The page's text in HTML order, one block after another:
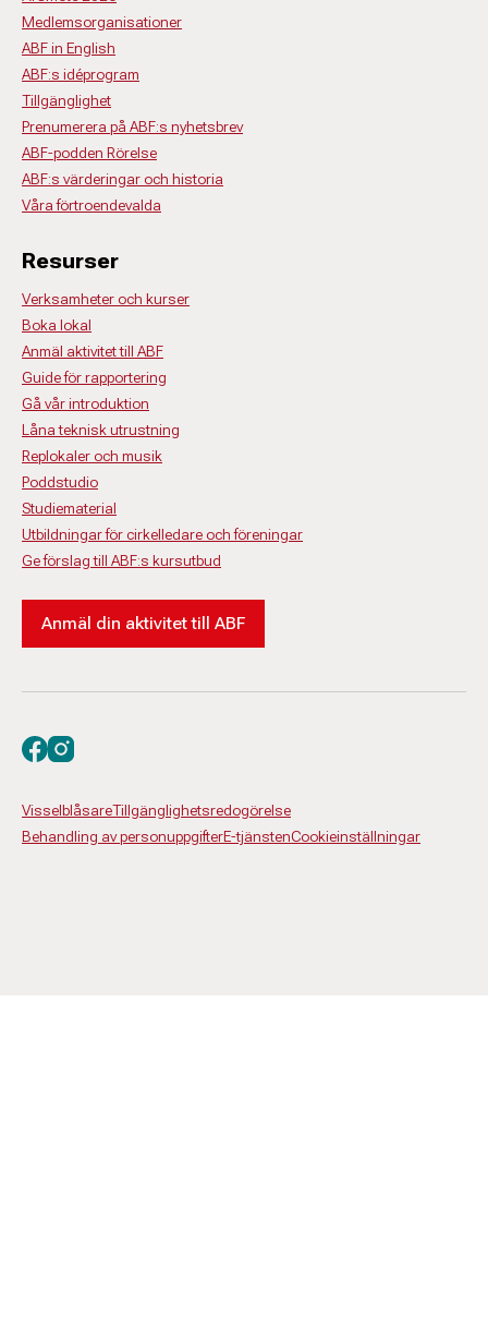
Medlemsorganisationer
ABF in English
ABF:s idéprogram
Tillgänglighet
Prenumerera på ABF:s nyhetsbrev
ABF-podden Rörelse
ABF:s värderingar och historia
Våra förtroendevalda
Resurser
Verksamheter och kurser
Boka lokal
Anmäl aktivitet till ABF
Guide för rapportering
Gå vår introduktion
Låna teknisk utrustning
Replokaler och musik
Poddstudio
Studiematerial
Utbildningar för cirkelledare och föreningar
Ge förslag till ABF:s kursutbud
Anmäl din aktivitet till ABF
VisselblåsareTillgänglighetsredogörelse
Behandling av personuppgifterE-tjänstenCookieinställningar
Besök oss på facebook
Besök oss på instagram